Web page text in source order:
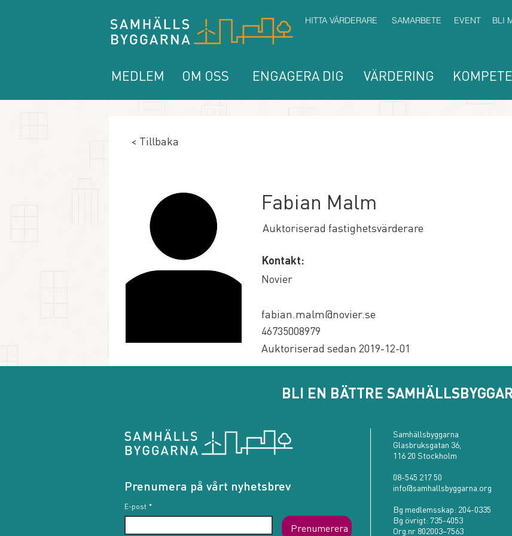
HITTA VÄRDERARE SAMARBETE EVENT BLI
VÄRDERING
ENGAGERA DIG
OM OSS
MEDLEM
< Tillbaka
Fabian Malm
Auktoriserad fastighetsvärderare
Kontakt:
Novier
fabian.malm@novier.se
46735008979
Auktoriserad sedan 2019-12-01
BLI EN BÄTTRE
Prenumera på vårt nyhetsbrev
E-post *
Prenumerera
Samhällsbyggarna
Glasbruksgatan 36,
116 20 Stockholm
08-545 217 50
info@samhallsbyggarna.org
Bg medlemsskap: 204-0335
Bg övrigt: 735-4053
Org.nr 802003–7563